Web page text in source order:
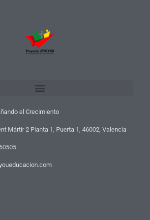
el Crecimiento
Mártir 2 Planta 1, Puerta 1, 46002, Valencia